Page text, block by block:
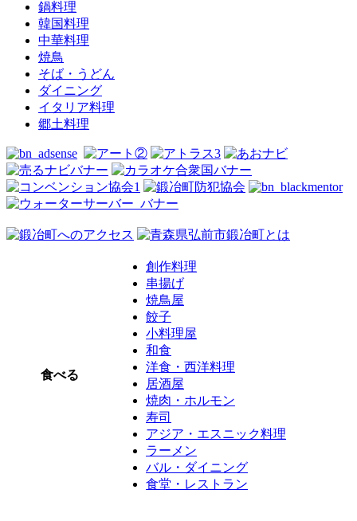
鍋料理
韓国料理
中華料理
焼鳥
そば・うどん
ダイニング
イタリア料理
郷土料理
食べる
創作料理
串揚げ
焼鳥屋
餃子
小料理屋
和食
洋食・西洋料理
居酒屋
焼肉・ホルモン
寿司
アジア・エスニック料理
ラーメン
バル・ダイニング
食堂・レストラン